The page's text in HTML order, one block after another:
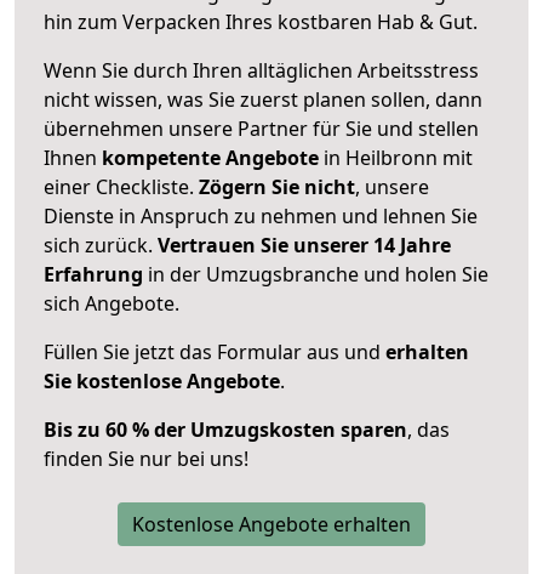
hin zum Verpacken Ihres kostbaren Hab & Gut.
Wenn Sie durch Ihren alltäglichen Arbeitsstress
nicht wissen, was Sie zuerst planen sollen, dann
übernehmen unsere Partner für Sie und stellen
Ihnen kompetente Angebote in Heilbronn mit
einer Checkliste. Zögern Sie nicht, unsere
Dienste in Anspruch zu nehmen und lehnen Sie
sich zurück. Vertrauen Sie unserer 14 Jahre
Erfahrung in der Umzugsbranche und holen Sie
sich Angebote.
Füllen Sie jetzt das Formular aus und erhalten
Sie kostenlose Angebote.
Bis zu 60 % der Umzugskosten sparen, das
finden Sie nur bei uns!
Kostenlose Angebote erhalten